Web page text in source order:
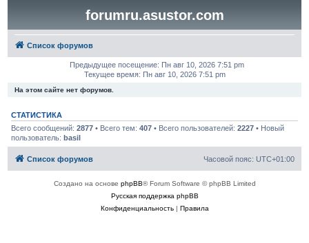
forumru.asustor.com
Список форумов
Предыдущее посещение: Пн авг 10, 2026 7:51 pm
Текущее время: Пн авг 10, 2026 7:51 pm
На этом сайте нет форумов.
СТАТИСТИКА
Всего сообщений: 2877• Всего тем: 407• Всего пользователей: 2227• Новый
пользователь: basil
Список форумов Часовой пояс: UTC+01:00
Создано на основе phpBB® Forum Software © phpBB Limited
Русская поддержка phpBB
Конфиденциальность| Правила